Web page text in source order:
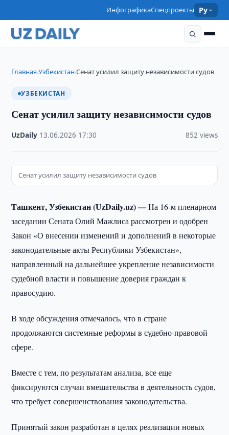
ИнфографикаСпецпроекты Ру
Главная›Узбекистан›Сенат усилил защиту независимости судов
УЗБЕКИСТАН
Сенат усилил защиту независимости судов
UzDaily 13.06.2026 17:30 852 views
Сенат усилил защиту независимости судов
Ташкент, Узбекистан (UzDaily.uz) —На 16-м пленарном
заседании Сената Олий Мажлиса рассмотрен и одобрен
Закон «О внесении изменений и дополнений в некоторые
законодательные акты Республики Узбекистан»,
направленный на дальнейшее укрепление независимости
судебной власти и повышение доверия граждан к
правосудию.
В ходе обсуждения отмечалось, что в стране
продолжаются системные реформы в судебно-правовой
сфере.
Вместе с тем, по результатам анализа, все еще
фиксируются случаи вмешательства в деятельность судов,
что требует совершенствования законодательства.
Принятый закон разработан в целях реализации новых